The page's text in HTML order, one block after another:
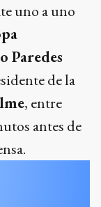
uno a uno
Paredes
de la
, entre
antes de